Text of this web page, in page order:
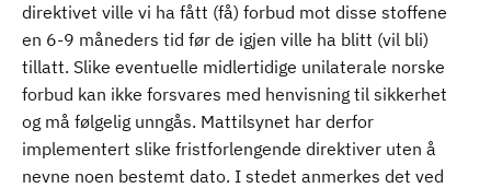
direktivet ville vi ha fått (få) forbud mot disse stoffene
en 6-9 måneders tid før de igjen ville ha blitt (vil bli)
tillatt. Slike eventuelle midlertidige unilaterale norske
forbud kan ikke forsvares med henvisning til sikkerhet
og må følgelig unngås. Mattilsynet har derfor
implementert slike fristforlengende direktiver uten å
nevne noen bestemt dato. I stedet anmerkes det ved